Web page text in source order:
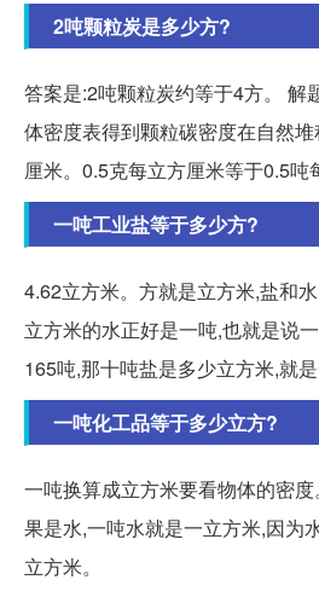
2吨颗粒炭是多少方?
答案是:2吨颗粒炭约等于4方。 解
体密度表得到颗粒碳密度在自然
厘米。0.5克每立方厘米等于0.5吨
一吨工业盐等于多少方?
4.62立方米。方就是立方米,盐和
立方米的水正好是一吨,也就是说
165吨,那十吨盐是多少立方米,就是
一吨化工品等于多少立方?
一吨换算成立方米要看物体的密
果是水,一吨水就是一立方米,因为
立方米。